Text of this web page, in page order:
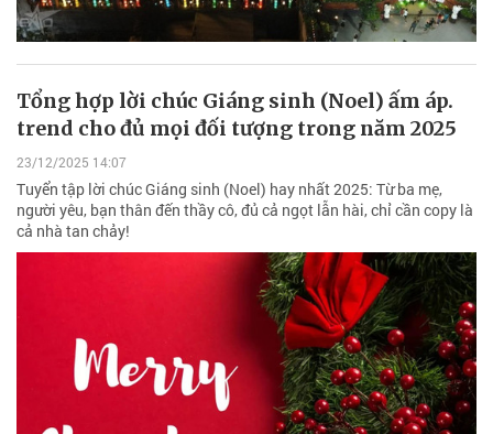
Tổng hợp lời chúc Giáng sinh (Noel) ấm áp.
trend cho đủ mọi đối tượng trong năm 2025
23/12/2025 14:07
Tuyển tập lời chúc Giáng sinh (Noel) hay nhất 2025: Từ ba mẹ,
người yêu, bạn thân đến thầy cô, đủ cả ngọt lẫn hài, chỉ cần copy là
cả nhà tan chảy!